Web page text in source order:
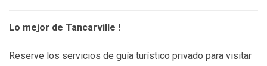
Lo mejor de Tancarville !
Reserve los servicios de guía turístico privado para visitar